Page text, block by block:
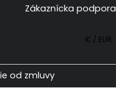
€ / EUR
od zmluvy